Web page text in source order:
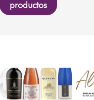
complejidad sin interferir
productos